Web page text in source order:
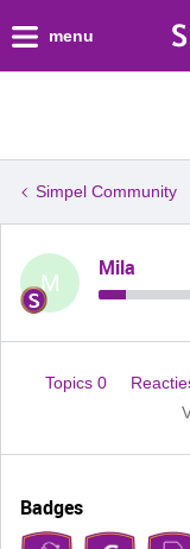
menu
Simpel Community
M
Mila
Topics 0
Badges